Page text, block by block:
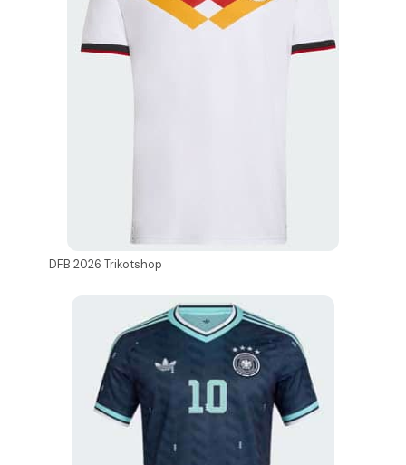
DFB 2026 Trikotshop